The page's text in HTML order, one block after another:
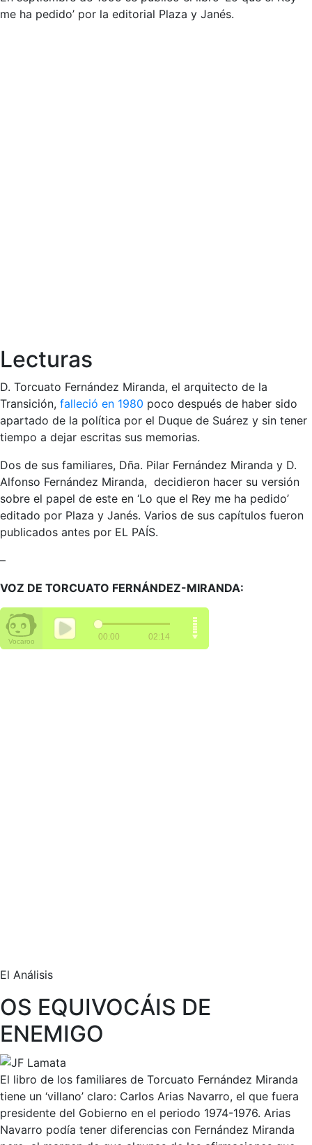
me ha pedido’ por la editorial Plaza y Janés.
Lecturas
D. Torcuato Fernández Miranda, el arquitecto de la
Transición, falleció en 1980 poco después de haber sido
apartado de la política por el Duque de Suárez y sin tener
tiempo a dejar escritas sus memorias.
Dos de sus familiares, Dña. Pilar Fernández Miranda y D.
Alfonso Fernández Miranda, decidieron hacer su versión
sobre el papel de este en ‘Lo que el Rey me ha pedido’
editado por Plaza y Janés. Varios de sus capítulos fueron
publicados antes por EL PAÍS.
–
VOZ DE TORCUATO FERNÁNDEZ-MIRANDA:
El Análisis
OS EQUIVOCÁIS DE
ENEMIGO
El libro de los familiares de Torcuato Fernández Miranda
tiene un ‘villano’ claro: Carlos Arias Navarro, el que fuera
presidente del Gobierno en el periodo 1974-1976. Arias
Navarro podía tener diferencias con Fernández Miranda